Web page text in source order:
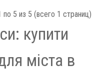
по 5 из 5 (всего 1 страниц)
купити
міста в